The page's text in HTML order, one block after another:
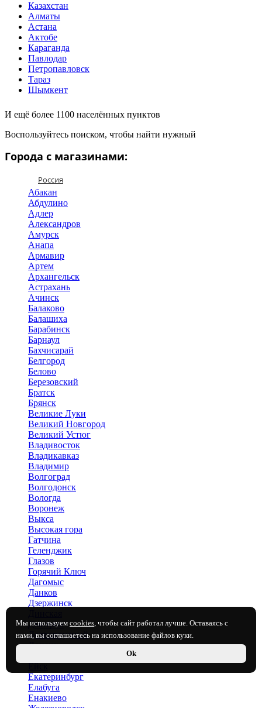
Мы используем cookies, чтобы сайт работал лучше. Оставаясь с
нами, вы соглашаетесь на использование файлов куки.
Ok
Казахстан
Алматы
Астана
Актобе
Караганда
Павлодар
Петропавловск
Тараз
Шымкент
И ещё более 1100 населённых пунктов
Воспользуйтесь поиском, чтобы найти нужный
Города с магазинами:
Россия
Абакан
Абдулино
Адлер
Александров
Амурск
Анапа
Армавир
Артем
Архангельск
Астрахань
Ачинск
Балаково
Балашиха
Барабинск
Барнаул
Бахчисарай
Белгород
Белово
Березовский
Братск
Брянск
Великие Луки
Великий Новгород
Великий Устюг
Владивосток
Владикавказ
Владимир
Волгоград
Волгодонск
Вологда
Воронеж
Выкса
Высокая гора
Гатчина
Геленджик
Глазов
Горячий Ключ
Дагомыс
Данков
Дзержинск
Дмитров
Долгопрудный
Донецк
Екатеринбург
Елабуга
Енакиево